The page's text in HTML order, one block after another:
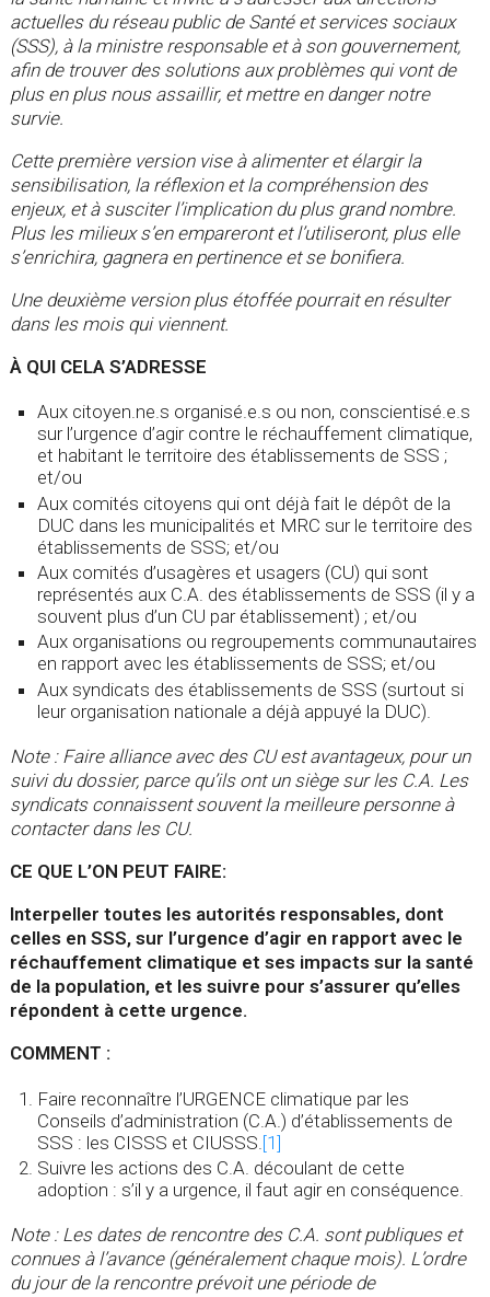
actuelles du réseau public de Santé et services sociaux
(SSS), à la ministre responsable et à son gouvernement,
afin de trouver des solutions aux problèmes qui vont de
plus en plus nous assaillir, et mettre en danger notre
survie.
Cette première version vise à alimenter et élargir la
sensibilisation, la réflexion et la compréhension des
enjeux, et à susciter l’implication du plus grand nombre.
Plus les milieux s’en empareront et l’utiliseront, plus elle
s’enrichira, gagnera en pertinence et se bonifiera.
Une deuxième version plus étoffée pourrait en résulter
dans les mois qui viennent.
À QUI CELA S’ADRESSE
Aux citoyen.ne.s organisé.e.s ou non, conscientisé.e.s
sur l’urgence d’agir contre le réchauffement climatique,
et habitant le territoire des établissements de SSS ;
et/ou
Aux comités citoyens qui ont déjà fait le dépôt de la
DUC dans les municipalités et MRC sur le territoire des
établissements de SSS; et/ou
Aux comités d’usagères et usagers (CU) qui sont
représentés aux C.A. des établissements de SSS (il y a
souvent plus d’un CU par établissement) ; et/ou
Aux organisations ou regroupements communautaires
en rapport avec les établissements de SSS; et/ou
Aux syndicats des établissements de SSS (surtout si
leur organisation nationale a déjà appuyé la DUC).
Note : Faire alliance avec des CU est avantageux, pour un
suivi du dossier, parce qu’ils ont un siège sur les C.A. Les
syndicats connaissent souvent la meilleure personne à
contacter dans les CU.
CE QUE L’ON PEUT FAIRE:
Interpeller toutes les autorités responsables, dont
celles en SSS, sur l’urgence d’agir en rapport avec le
réchauffement climatique et ses impacts sur la santé
de la population, et les suivre pour s’assurer qu’elles
répondent à cette urgence.
COMMENT :
Faire reconnaître l’URGENCE climatique par les
Conseils d’administration (C.A.) d’établissements de
SSS : les CISSS et CIUSSS. [1]
Suivre les actions des C.A. découlant de cette
adoption : s’il y a urgence, il faut agir en conséquence.
Note : Les dates de rencontre des C.A. sont publiques et
connues à l’avance (généralement chaque mois). L’ordre
du jour de la rencontre prévoit une période de